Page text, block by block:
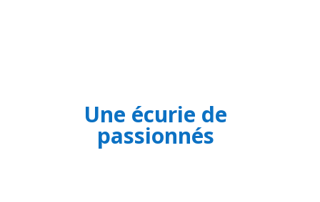
Une écurie de
passionnés